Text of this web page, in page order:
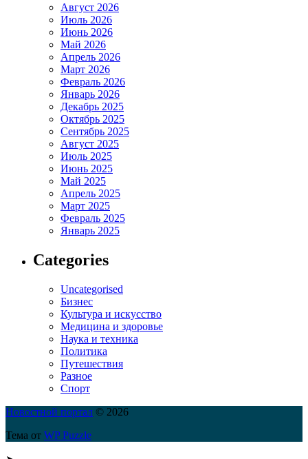
Август 2026
Июль 2026
Июнь 2026
Май 2026
Апрель 2026
Март 2026
Февраль 2026
Январь 2026
Декабрь 2025
Октябрь 2025
Сентябрь 2025
Август 2025
Июль 2025
Июнь 2025
Май 2025
Апрель 2025
Март 2025
Февраль 2025
Январь 2025
Categories
Uncategorised
Бизнес
Культура и искусство
Медицина и здоровье
Наука и техника
Политика
Путешествия
Разное
Спорт
Новостной портал © 2026
Тема от WP Puzzle